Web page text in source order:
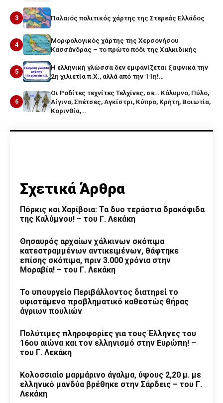
3 Παλαιός πολιτικός χάρτης της Στερεάς Ελλάδος
4
Μορφολογικός χάρτης της Χερσονήσου
Κασσάνδρας – το πρώτο πόδι της Χαλκιδικής
5
Η ελληνική γλώσσα δεν εμφανίζεται ξαφνικά την
2η χιλιετία π.Χ., αλλά από την 11η!…
6
Οι Ροδίτες τεχνίτες Τελχίνες, σε… Κάλυμνο, Πύλο,
Αίγινα, Σπέτσες, Αγκίστρι, Κύπρο, Κρήτη, Βοιωτία,
Κορινθία,…
Σχετικά Άρθρα
Πόρκις και Χαρίβοια: Τα δυο τεράστια δρακόφιδα
της Καλύμνου! – του Γ. Λεκάκη
Θησαυρός αρχαίων χάλκινων σκόπιμα
κατεστραμμένων αντικειμένων, θάφτηκε
επίσης σκόπιμα, πριν 3.000 χρόνια στην
Μοραβία! – του Γ. Λεκάκη
Το υπουργείο Περιβάλλοντος διατηρεί το
υφιστάμενο προβληματικό καθεστώς θήρας
άγριων πουλιών
Πολύτιμες πληροφορίες για τους Έλληνες του
16ου αιώνα και τον ελληνισμό στην Ευρώπη! –
του Γ. Λεκάκη
Κολοσσιαίο μαρμάρινο άγαλμα, ύψους 2,20 μ. με
ελληνικό μανδύα βρέθηκε στην Σάρδεις – του Γ.
Λεκάκη